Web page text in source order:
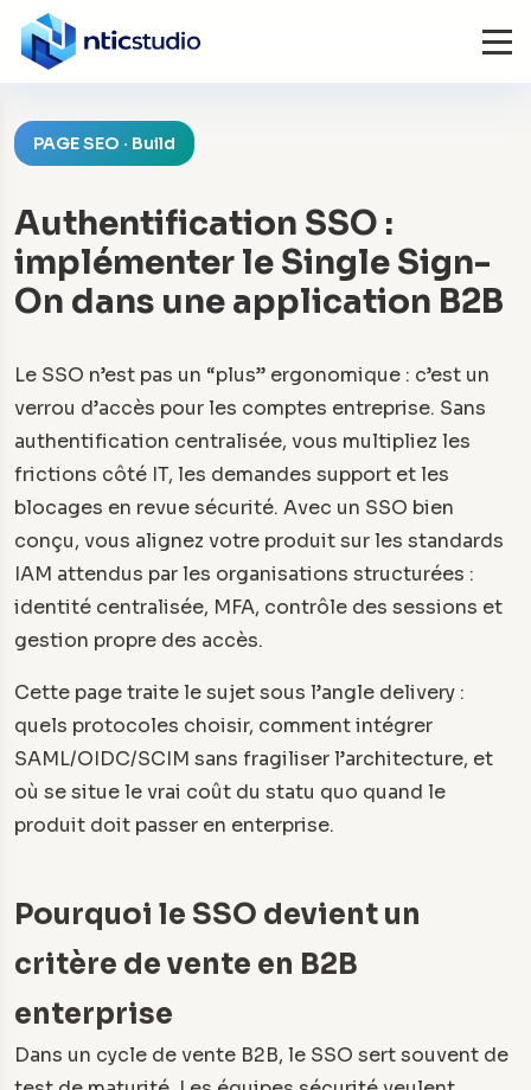
PAGE SEO · Build
Authentification SSO :
implémenter le Single Sign-
On dans une application B2B
Le SSO n’est pas un “plus” ergonomique : c’est un
verrou d’accès pour les comptes entreprise. Sans
authentification centralisée, vous multipliez les
frictions côté IT, les demandes support et les
blocages en revue sécurité. Avec un SSO bien
conçu, vous alignez votre produit sur les standards
IAM attendus par les organisations structurées :
identité centralisée, MFA, contrôle des sessions et
gestion propre des accès.
Cette page traite le sujet sous l’angle delivery :
quels protocoles choisir, comment intégrer
SAML/OIDC/SCIM sans fragiliser l’architecture, et
où se situe le vrai coût du statu quo quand le
produit doit passer en enterprise.
Pourquoi le SSO devient un
critère de vente en B2B
enterprise
Dans un cycle de vente B2B, le SSO sert souvent de